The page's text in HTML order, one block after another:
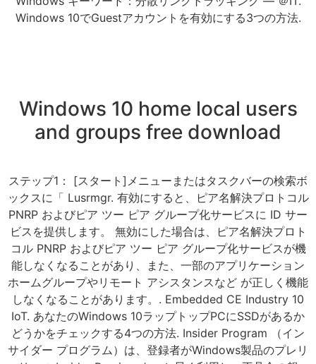
Windows 10でGuestアカウントを有効にする3つの方法.
Windows 10 home local users
and groups free download
ステップ1： [スタート]メニューまたはタスクバーの検索ボ
ックスに「 Lusrmgr. 有効にすると、ピア名解決プロトコル
PNRP およびピア ツー ピア グループ化サービスに ID サー
ビスを提供します。 無効にした場合は、ピア名解決プロト
コル PNRP およびピア ツー ピア グループ化サービスが機
能しなくなることがあり、また、一部のアプリケーション
ホームグループやリモート アシスタンスなど が正しく機能
しなくなることがあります。. Embedded CE Industry 10
IoT. あなたのWindows 10ラップトップPCにSSDがあるか
どうかをチェックする4つの方法. Insider Program （イン
サイダー プログラム）は、登録者がWindows製品のプレリ